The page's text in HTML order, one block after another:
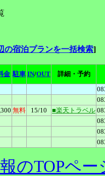
宿泊プランを一括検索]
金 駐車 IN/OUT
詳細・予約
無料 15/10 ■楽天トラベル
のTOPペー